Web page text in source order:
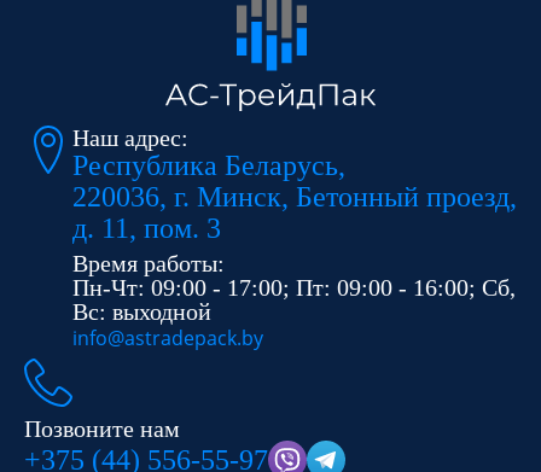
Наш адрес:
Республика Беларусь,
220036, г. Минск, Бетонный проезд,
д. 11, пом. 3
Время работы:
Пн-Чт: 09:00 - 17:00; Пт: 09:00 - 16:00; Сб,
Вс: выходной
info@astradepack.by
Позвоните нам
+375 (44) 556-55-97